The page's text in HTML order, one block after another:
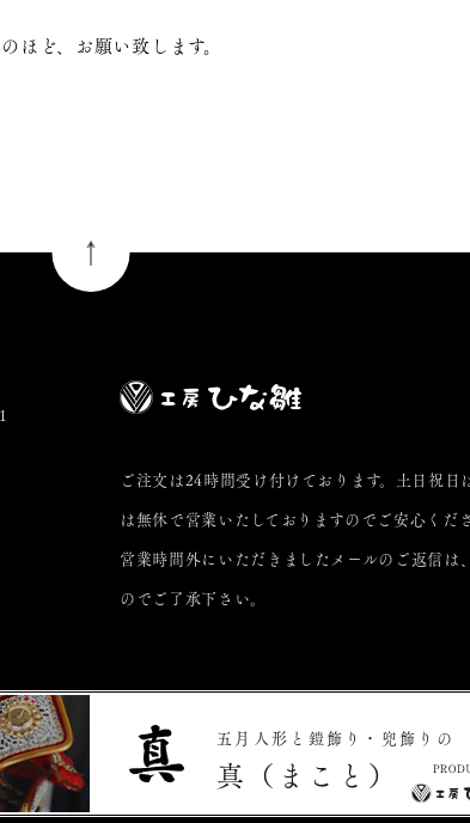
ど、お願い致します。
ご注文は24時間受け付けております。土日祝日
は無休で営業いたしておりますのでご安心くだ
営業時間外にいただきましたメールのご返信は
のでご了承下さい。
五月人形と鎧飾り・兜飾りの
真（まこと）